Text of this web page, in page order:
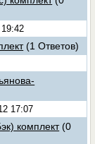
(1 Ответов)
17:07
комплект (0